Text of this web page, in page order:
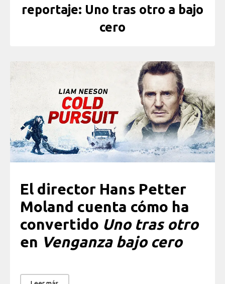
reportaje: Uno tras otro a bajo
cero
El director Hans Petter
Moland cuenta cómo ha
convertido Uno tras otro
en Venganza bajo cero